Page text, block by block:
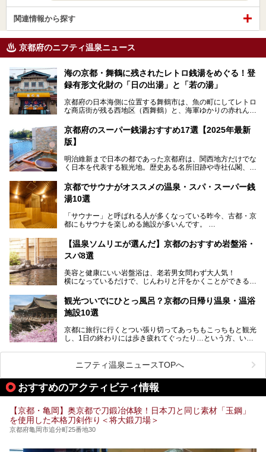
関連情報から探す
京都府のニフティ温泉ニュース
海の京都・舞鶴に残されたレトロ銭湯をめぐる！登
録有形文化財の「日の出湯」と「若の湯」
京都府の日本海側に位置する舞鶴市は、魚の町にしてレトロ
な商店街が残る西地区（西舞鶴）と、海軍ゆかりの赤れんが
ます。今回案内するのは西地区に今も残る2軒の銭湯「日の
出湯」と「若の湯」。いずれも国の登録有形文化財に指定さ
れた歴史ある建物でありながら、今も現役のお風呂屋さんで
漁師町や商店街で働く人々を支えてきたこの2軒の銭湯とと
ます。
───
この記事は京都府舞鶴市のPR記事です。
京都府のスーパー銭湯おすすめ17選【2025年最新
版】
明治維新まで日本の都であった京都府は、関西地方だけでな
く日本を代表する観光地。歴史ある名所旧跡や寺社仏閣、そ
今回は、そんな京都府で2025年現在おすすめのスーパー銭
湯を紹介します。
部でレジャー気分を満喫できる温泉施設まで、好みのスーパ
ー銭湯を探してみてくださいね。
京都でサウナがオススメの温泉・スパ・スーパー銭
湯10選
「サウナー」と呼ばれる人が多くなっている昨今、古都・京
都にもサウナを楽しめる施設が多いんです。
自分の好きなサウナを探すのもいいですが、さまざまなサウ
ナを体感してみたいですよね。
のある温浴施設を紹介します。
ウナを楽しみましょう！
【温泉ソムリエが選んだ】京都のおすすめ岩盤浴・
スパ8選
美容と健康にいい岩盤浴は、老若男女問わず大人気！
横になっているだけで、じんわりと汗をかくことができるの
地元の方はもちろん、旅先としても人気の京都。
観光のついでに岩盤浴のある温泉に浸かってリフレッシュす
今回は京都にある岩盤浴のある施設をピックアップしてご紹
観光ついでにひとっ風呂？京都の日帰り温泉・温浴
施設10選
京都に旅行に行くとつい張り切ってあっちもこっちもと観光
し、1日の終わりには歩き疲れてぐったり…という方、いま
そんな疲れた身体には温泉です！京都には、市内にも郊外に
も素晴らしい温泉がたくさんあります。そこで、日帰り利用
できるおすすめの温泉・温浴施設をまとめてみました。
ニフティ温泉ニュースTOPへ
おすすめのアクティビティ情報
【京都・亀岡】奥京都で刀鍛冶体験！日本刀と同じ素材「玉鋼」
を使用した本格刀剣作り＜将大鍛刀場＞
京都府亀岡市追分町25番地30